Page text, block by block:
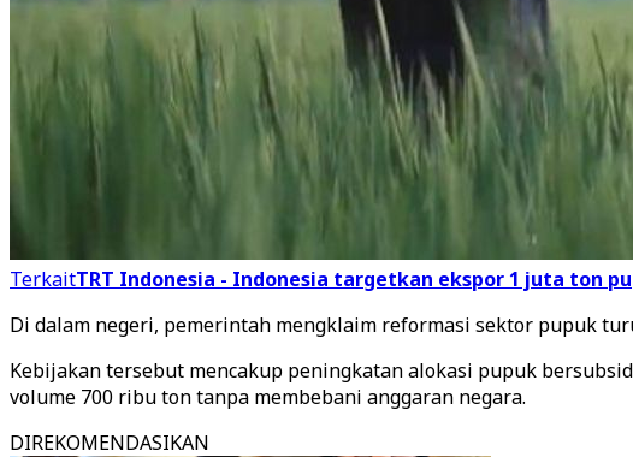
TerkaitTRT Indonesia - Indonesia targetkan ekspor 1 juta ton
Di dalam negeri, pemerintah mengklaim reformasi sektor pupuk
Kebijakan tersebut mencakup peningkatan alokasi pupuk
volume 700 ribu ton tanpa membebani anggaran negara.
DIREKOMENDASIKAN